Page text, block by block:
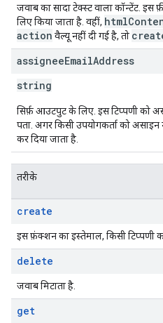
जवाब का सादा टेक्स्ट वाला कॉन्टेंट.
लिए किया जाता है. वहीं,
action वैल्यू नहीं दी गई है, तो
assigneeEmailAddress
string
सिर्फ़ आउटपुट के लिए. इस टिप्पणी को
पता. अगर किसी उपयोगकर्ता को
कर दिया जाता है.
तरीके
create
इस फ़ंक्शन का इस्तेमाल, किसी टिप्पणी
delete
जवाब मिटाता है.
get